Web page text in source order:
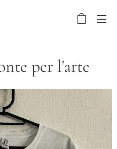
per l'arte